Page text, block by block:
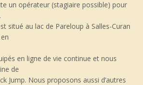
un opérateur (stagiaire possible) pour
situé au lac de Pareloup à Salles-Curan
en ligne de vie continue et nous
de
Jump. Nous proposons aussi d’autres